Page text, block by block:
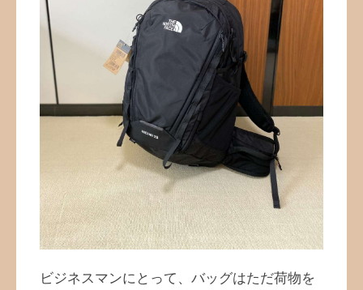
ビジネスマンにとって、バッグはただ荷物を